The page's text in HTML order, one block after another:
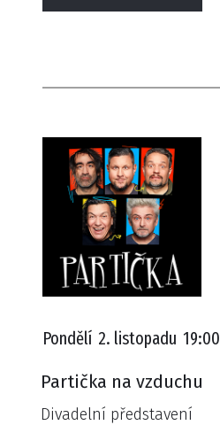
Pondělí 2. listopadu 19:00
Partička na vzduchu
Divadelní představení